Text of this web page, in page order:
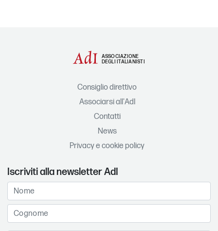
ASSOCIAZIONE
DEGLI ITALIANISTI
Consiglio direttivo
Associarsi all'AdI
Contatti
News
Privacy e cookie policy
Iscriviti alla newsletter AdI